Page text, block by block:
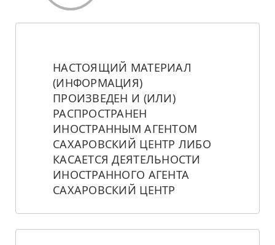
НАСТОЯЩИЙ МАТЕРИАЛ
(ИНФОРМАЦИЯ)
ПРОИЗВЕДЕН И (ИЛИ)
РАСПРОСТРАНЕН
ИНОСТРАННЫМ АГЕНТОМ
САХАРОВСКИЙ ЦЕНТР ЛИБО
КАСАЕТСЯ ДЕЯТЕЛЬНОСТИ
ИНОСТРАННОГО АГЕНТА
САХАРОВСКИЙ ЦЕНТР